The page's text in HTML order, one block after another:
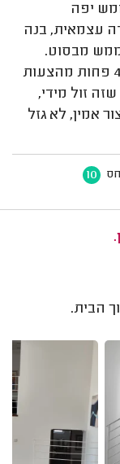
יפה
עצמאית, בנה
ממש מבסוט.
המחיר גם ממש זול היה 40% פחות מהצעות
זול מידי,
אמין, לא גזל
10
הבית.